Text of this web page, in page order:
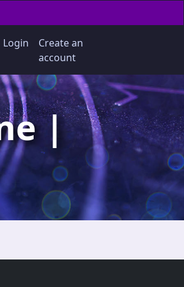
Login
Create an
account
|